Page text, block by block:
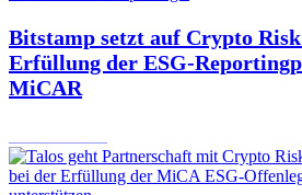
Bitstamp setzt auf Crypto
Erfüllung der ESG-
MiCAR